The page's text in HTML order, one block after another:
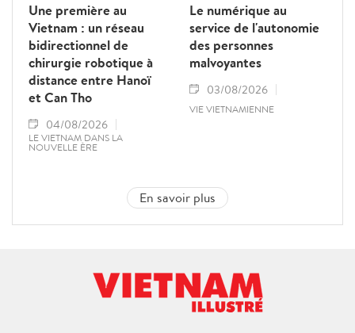
Une première au
Vietnam : un réseau
bidirectionnel de
chirurgie robotique à
distance entre Hanoï
et Can Tho
04/08/2026
LE VIETNAM DANS LA
NOUVELLE ÈRE
Le numérique au
service de l'autonomie
des personnes
malvoyantes
03/08/2026
VIE VIETNAMIENNE
En savoir plus